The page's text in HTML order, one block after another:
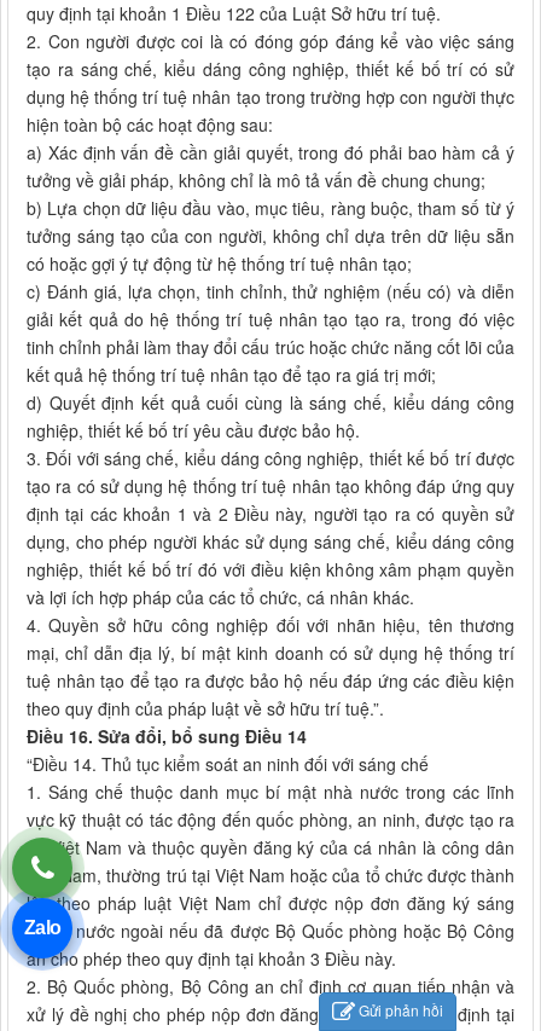
quy định tại khoản 1 Điều 122 của Luật Sở hữu trí tuệ.
2. Con người được coi là có đóng góp đáng kể vào việc sáng
tạo ra sáng chế, kiểu dáng công nghiệp, thiết kế bố trí có sử
dụng hệ thống trí tuệ nhân tạo trong trường hợp con người thực
hiện toàn bộ các hoạt động sau:
a) Xác định vấn đề cần giải quyết, trong đó phải bao hàm cả ý
tưởng về giải pháp, không chỉ là mô tả vấn đề chung chung;
b) Lựa chọn dữ liệu đầu vào, mục tiêu, ràng buộc, tham số từ ý
tưởng sáng tạo của con người, không chỉ dựa trên dữ liệu sẵn
có hoặc gợi ý tự động từ hệ thống trí tuệ nhân tạo;
c) Đánh giá, lựa chọn, tinh chỉnh, thử nghiệm (nếu có) và diễn
giải kết quả do hệ thống trí tuệ nhân tạo tạo ra, trong đó việc
tinh chỉnh phải làm thay đổi cấu trúc hoặc chức năng cốt lõi của
kết quả hệ thống trí tuệ nhân tạo để tạo ra giá trị mới;
d) Quyết định kết quả cuối cùng là sáng chế, kiểu dáng công
nghiệp, thiết kế bố trí yêu cầu được bảo hộ.
3. Đối với sáng chế, kiểu dáng công nghiệp, thiết kế bố trí được
tạo ra có sử dụng hệ thống trí tuệ nhân tạo không đáp ứng quy
định tại các khoản 1 và 2 Điều này, người tạo ra có quyền sử
dụng, cho phép người khác sử dụng sáng chế, kiểu dáng công
nghiệp, thiết kế bố trí đó với điều kiện không xâm phạm quyền
và lợi ích hợp pháp của các tổ chức, cá nhân khác.
4. Quyền sở hữu công nghiệp đối với nhãn hiệu, tên thương
mại, chỉ dẫn địa lý, bí mật kinh doanh có sử dụng hệ thống trí
tuệ nhân tạo để tạo ra được bảo hộ nếu đáp ứng các điều kiện
theo quy định của pháp luật về sở hữu trí tuệ.”.
Điều 16. Sửa đổi, bổ sung Điều 14
“Điều 14. Thủ tục kiểm soát an ninh đối với sáng chế
1. Sáng chế thuộc danh mục bí mật nhà nước trong các lĩnh
vực kỹ thuật có tác động đến quốc phòng, an ninh, được tạo ra
tại Việt Nam và thuộc quyền đăng ký của cá nhân là công dân
Việt Nam, thường trú tại Việt Nam hoặc của tổ chức được thành
lập theo pháp luật Việt Nam chỉ được nộp đơn đăng ký sáng
chế ở nước ngoài nếu đã được Bộ Quốc phòng hoặc Bộ Công
an cho phép theo quy định tại khoản 3 Điều này.
2. Bộ Quốc phòng, Bộ Công an chỉ định cơ quan tiếp nhận và
xử lý đề nghị cho phép nộp đơn đăng ký sáng chế quy định tại
Gửi phản hồi
Zalo